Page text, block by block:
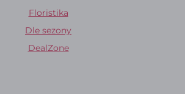
Floristika
Dle sezony
DealZone